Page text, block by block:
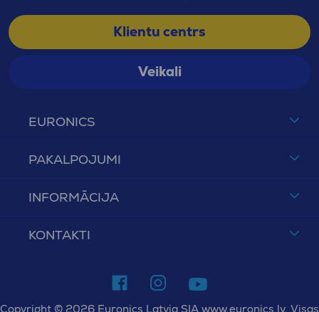
EURONICS
PAKALPOJUMI
INFORMĀCIJA
KONTAKTI
Klientu centrs
Veikali
Copyright © 2026 Euronics Latvia SIA www.euronics.lv. Visas